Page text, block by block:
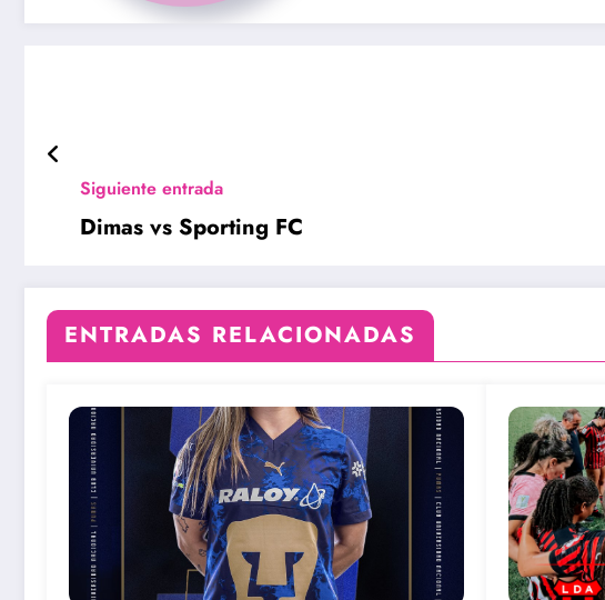
Siguiente entrada
Dimas vs Sporting FC
ENTRADAS RELACIONADAS